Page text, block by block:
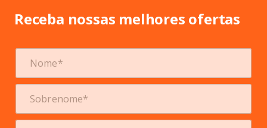
Receba nossas melhores ofertas